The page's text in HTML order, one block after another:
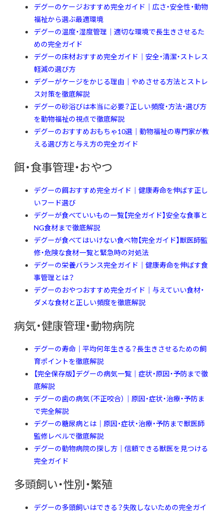
デグーのケージおすすめ完全ガイド｜広さ・安全性・動物
福祉から選ぶ最適環境
デグーの温度・湿度管理｜適切な環境で長生きさせるた
めの完全ガイド
デグーの床材おすすめ完全ガイド｜安全・清潔・ストレス
軽減の選び方
デグーがケージをかじる理由｜やめさせる方法とストレ
ス対策を徹底解説
デグーの砂浴びは本当に必要？正しい頻度・方法・選び方
を動物福祉の視点で徹底解説
デグーのおすすめおもちゃ10選｜動物福祉の専門家が教
える選び方と与え方の完全ガイド
餌・食事管理・おやつ
デグーの餌おすすめ完全ガイド｜健康寿命を伸ばす正し
いフード選び
デグーが食べていいもの一覧【完全ガイド】安全な食事と
NG食材まで徹底解説
デグーが食べてはいけない食べ物【完全ガイド】獣医師監
修・危険な食材一覧と緊急時の対処法
デグーの栄養バランス完全ガイド｜健康寿命を伸ばす食
事管理とは？
デグーのおやつおすすめ完全ガイド｜与えていい食材・
ダメな食材と正しい頻度を徹底解説
病気・健康管理・動物病院
デグーの寿命｜平均何年生きる？長生きさせるための飼
育ポイントを徹底解説
【完全保存版】デグーの病気一覧｜症状・原因・予防まで徹
底解説
デグーの歯の病気（不正咬合）｜原因・症状・治療・予防ま
で完全解説
デグーの糖尿病とは｜原因・症状・治療・予防まで獣医師
監修レベルで徹底解説
デグーの動物病院の探し方｜信頼できる獣医を見つける
完全ガイド
多頭飼い・性別・繁殖
デグーの多頭飼いはできる？失敗しないための完全ガイ